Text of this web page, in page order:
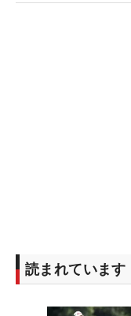
読まれています